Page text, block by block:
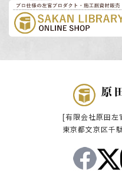
[有限会社原田左
東京都文京区